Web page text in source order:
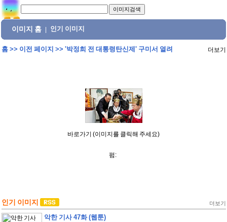
이미지 홈 인기 이미지
홈>> 이전 페이지 >> '박정희 전 대통령탄신제' 구미서 열려 더보기
바로가기 (이미지를 클릭해 주세요)
펌:
인기 이미지 더보기
악한 기사 47화 (웹툰)